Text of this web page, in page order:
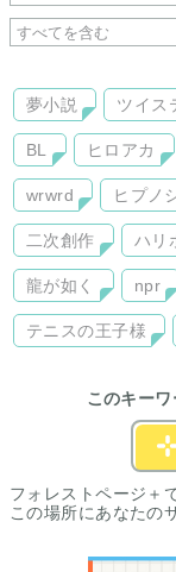
夢小説 ツイス
BL ヒロアカ
wrwrd ヒプノ
二次創作 ハリ
龍が如く npr
テニスの王子様
このキー
フォレストページ＋
この場所にあなたの